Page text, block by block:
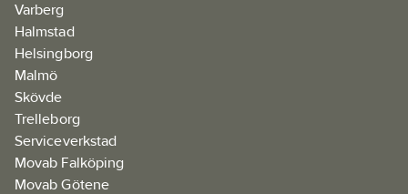
Varberg
Halmstad
Helsingborg
Malmö
Skövde
Trelleborg
Serviceverkstad
Movab Falköping
Movab Götene